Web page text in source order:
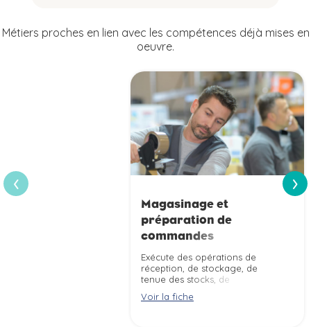
Métiers proches en lien avec les compétences déjà mises en
oeuvre.
Magasinage et
préparation de
commandes
Exécute des opérations de
réception, de stockage, de
tenue des stocks, de
d''expédition de marchandises,
Voir la fiche
‹
›